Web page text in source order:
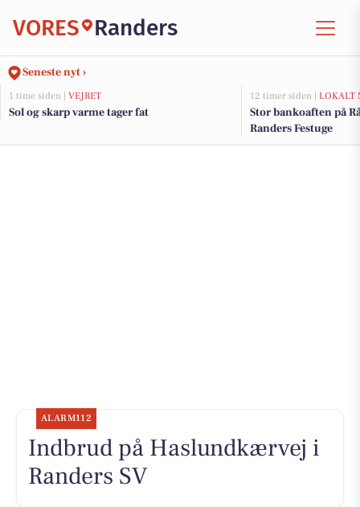
VORES Randers
Seneste nyt ›
1 time siden | VEJRET
Sol og skarp varme tager fat
12 timer siden | LOKALT
Stor bankoaften på
Randers Festuge
ALARM112
Indbrud på Haslundkærvej i
Randers SV